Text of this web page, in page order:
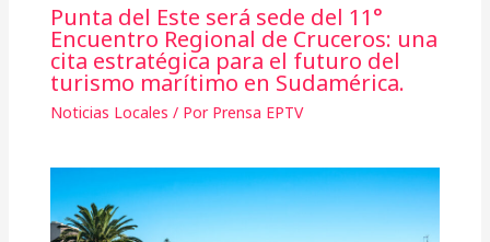
Punta del Este será sede del 11°
Encuentro Regional de Cruceros: una
cita estratégica para el futuro del
turismo marítimo en Sudamérica.
Noticias Locales / Por Prensa EPTV